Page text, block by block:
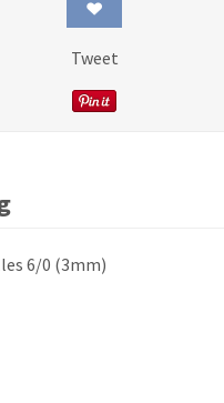
Tweet
6/0 (3mm)